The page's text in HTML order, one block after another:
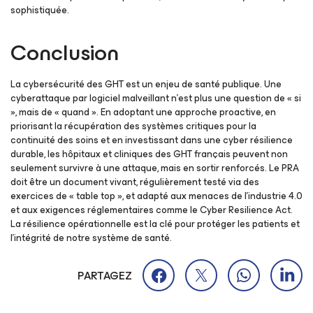
sophistiquée.
Conclusion
La cybersécurité des GHT est un enjeu de santé publique. Une
cyberattaque par logiciel malveillant n’est plus une question de« si
», mais de« quand ». En adoptant une approche proactive, en
priorisant la récupération des systèmes critiques pour la
continuité des soins et en investissant dans une cyber résilience
durable, les hôpitaux et cliniques des GHT français peuvent non
seulement survivre à une attaque, mais en sortir renforcés. Le PRA
doit être un document vivant, régulièrement testé via des
exercices de« table top », et adapté aux menaces de l’industrie 4.0
et aux exigences réglementaires comme le Cyber Resilience Act.
La résilience opérationnelle est la clé pour protéger les patients et
l’intégrité de notre système de santé.
PARTAGEZ